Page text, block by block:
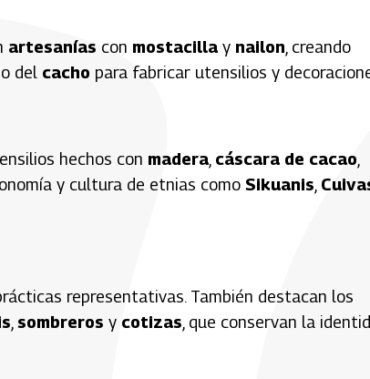
artesanías con mostacilla y nailon , creando
del cacho para fabricar utensilios y
hechos con madera cáscara de cacao
y cultura de etnias como Sikuanis
representativas. También destacan los
sombreros y cotizas , que conservan la